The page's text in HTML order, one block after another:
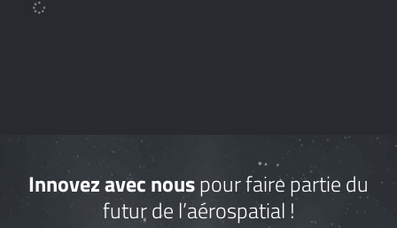
Innovez avec nouspour faire partie du
futur de l’aérospatial !